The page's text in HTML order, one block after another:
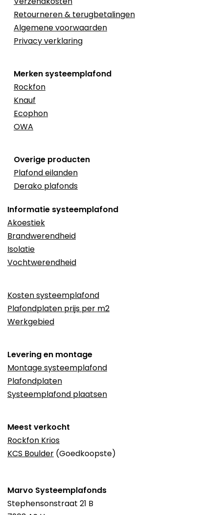
Retourneren & terugbetalingen
Algemene voorwaarden
Privacy verklaring
Merken systeemplafond
Rockfon
Knauf
Ecophon
OWA
Overige producten
Plafond eilanden
Derako plafonds
Informatie systeemplafond
Akoestiek
Brandwerendheid
Isolatie
Vochtwerendheid
Kosten systeemplafond
Plafondplaten prijs per m2
Werkgebied
Levering en montage
Montage systeemplafond
Plafondplaten
Systeemplafond plaatsen
Meest verkocht
Rockfon Krios
KCS Boulder (Goedkoopste)
Marvo Systeemplafonds
Stephensonstraat 21 B